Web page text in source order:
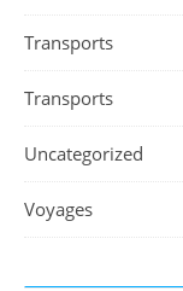
Transports
Transports
Uncategorized
Voyages